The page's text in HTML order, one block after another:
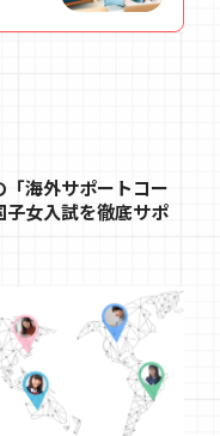
「海外サポートコー
女入試を徹底サポ